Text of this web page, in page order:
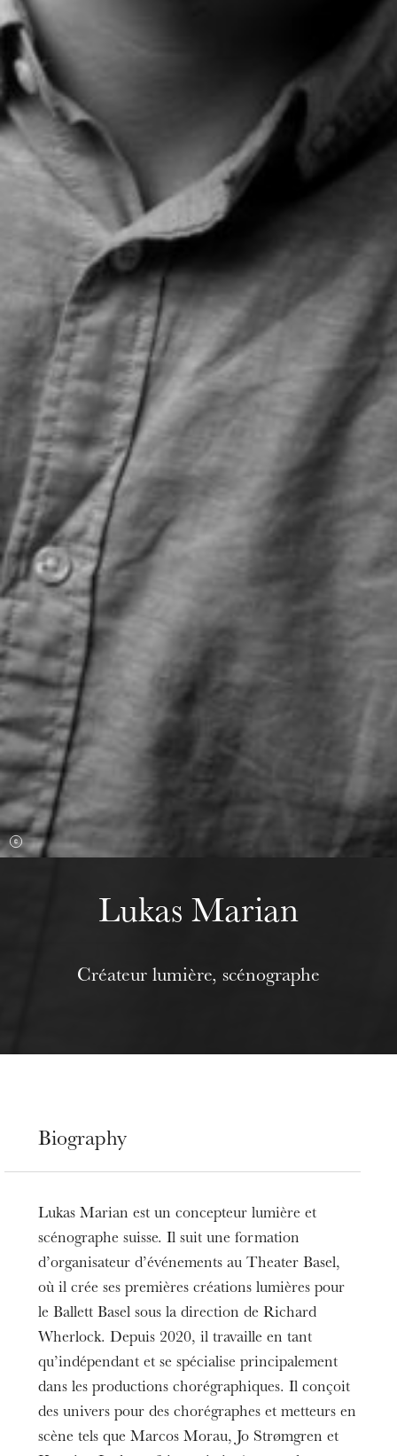
The OnR with you
Guided tours of the Opera
Wednesday 19 Aug 2026
Lukas Marian
Créateur lumière, scénographe
Biography
Lukas Marian est un concepteur lumière et
scénographe suisse. Il suit une formation
d’organisateur d’événements au Theater Basel,
où il crée ses premières créations lumières pour
le Ballett Basel sous la direction de Richard
Wherlock. Depuis 2020, il travaille en tant
qu’indépendant et se spécialise principalement
dans les productions chorégraphiques. Il conçoit
des univers pour des chorégraphes et metteurs en
scène tels que Marcos Morau, Jo Strømgren et